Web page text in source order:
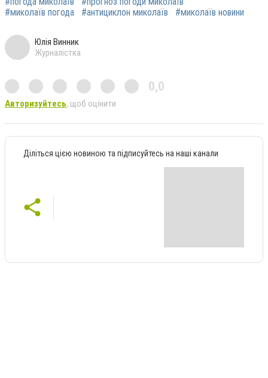
#миколаїв погода
#антициклон миколаїв #миколаїв новини
Юлія Винник
Журналістка
0,0
Авторизуйтесь, щоб оцінити
Діліться цією новиною та підписуйтесь на наші канали